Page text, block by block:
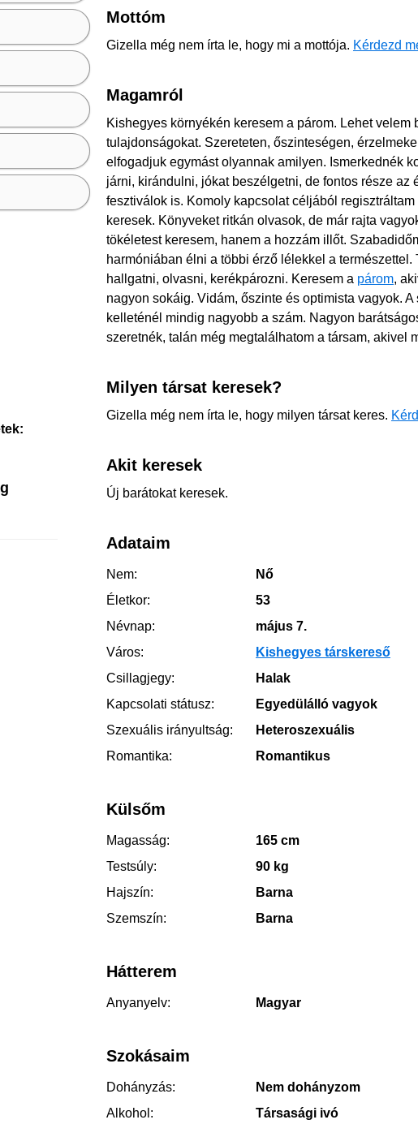
Mottóm
Gizella még nem írta le, hogy mi a mottója. Kérdezd
Magamról
Kishegyes környékén keresem a párom. Lehet
tulajdonságokat. Szereteten, őszinteségen,
elfogadjuk egymást olyannak amilyen. Ismerkednék
járni, kirándulni, jókat beszélgetni, de fontos része az
fesztiválok is. Komoly kapcsolat céljából regisztráltam
keresek. Könyveket ritkán olvasok, de már rajta
tökéletest keresem, hanem a hozzám illőt.
harmóniában élni a többi érző lélekkel a
hallgatni, olvasni, kerékpározni. Keresem a párom,
nagyon sokáig. Vidám, őszinte és optimista vagyok.
kelleténél mindig nagyobb a szám. Nagyon
szeretnék, talán még megtalálhatom a társam, akivel
Milyen társat keresek?
Gizella még nem írta le, hogy milyen társat keres.
Akit keresek
Új barátokat keresek.
Adataim
Nem:
Nő
Életkor:
53
Névnap:
május 7.
Város:
Kishegyes társkereső
Csillagjegy:
Halak
Kapcsolati státusz:
Egyedülálló vagyok
Szexuális irányultság:
Heteroszexuális
Romantika:
Romantikus
Külsőm
Magasság:
165 cm
Testsúly:
90 kg
Hajszín:
Barna
Szemszín:
Barna
Hátterem
Anyanyelv: Magyar
Szokásaim
Dohányzás:
Nem dohányzom
Alkohol:
Társasági ivó